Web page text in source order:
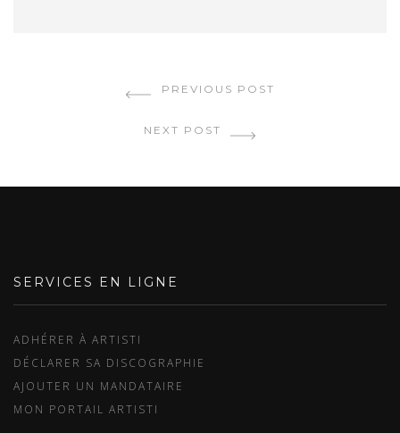
PREVIOUS POST
NEXT POST
SERVICES EN LIGNE
ADHÉRER À ARTISTI
DÉCLARER SA DISCOGRAPHIE
AJOUTER UN MANDATAIRE
MON PORTAIL ARTISTI